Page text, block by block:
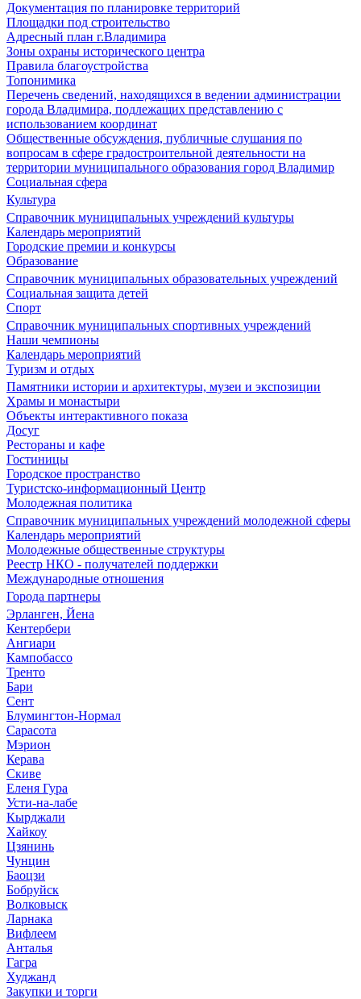
Документация по планировке территорий
Площадки под строительство
Адресный план г.Владимира
Зоны охраны исторического центра
Правила благоустройства
Топонимика
Перечень сведений, находящихся в ведении администрации
города Владимира, подлежащих представлению с
использованием координат
Общественные обсуждения, публичные слушания по
вопросам в сфере градостроительной деятельности на
территории муниципального образования город Владимир
Социальная сфера
Культура
Справочник муниципальных учреждений культуры
Календарь мероприятий
Городские премии и конкурсы
Образование
Справочник муниципальных образовательных учреждений
Социальная защита детей
Спорт
Справочник муниципальных спортивных учреждений
Наши чемпионы
Календарь мероприятий
Туризм и отдых
Памятники истории и архитектуры, музеи и экспозиции
Храмы и монастыри
Объекты интерактивного показа
Досуг
Рестораны и кафе
Гостиницы
Городское пространство
Туристско-информационный Центр
Молодежная политика
Справочник муниципальных учреждений молодежной сферы
Календарь мероприятий
Молодежные общественные структуры
Реестр НКО - получателей поддержки
Международные отношения
Города партнеры
Эрланген, Йена
Кентербери
Ангиари
Кампобассо
Тренто
Бари
Сент
Блумингтон-Нормал
Сарасота
Мэрион
Керава
Скиве
Еленя Гура
Усти-на-лабе
Кырджали
Хайкоу
Цзянинь
Чунцин
Баоцзи
Бобруйск
Волковыск
Ларнака
Вифлеем
Анталья
Гагра
Худжанд
Закупки и торги